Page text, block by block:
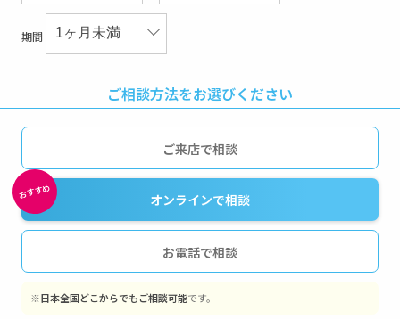
英語圏
期間
ご相談方法をお選びください
ご来店で相談
オンラインで相談
お電話で相談
※日本全国どこからでもご相談可能です。